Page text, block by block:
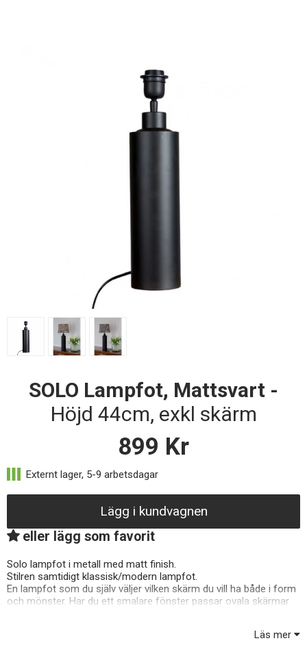
SOLO Lampfot, Mattsvart -
Höjd 44cm, exkl skärm
899 Kr
Lägg i kundvagnen
eller lägg som favorit
Solo lampfot i metall med matt finish.
Stilren samtidigt klassisk/modern lampfot.
En lampfot som du själv väljer vilken skärm du vill ha både i form
och mönster. Har du ett smalare fönster passar ovala skärmar
En lättplacerad lampa som passar in i många olika miljöer.Läs mer